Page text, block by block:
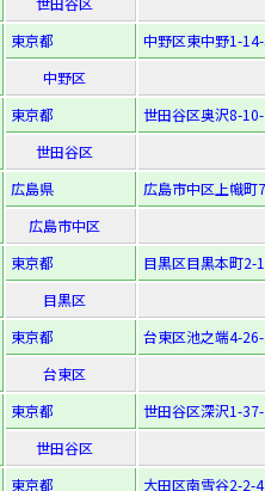
東京都
中野区東中野1-
中野区
東京都
世田谷区奥沢8-
世田谷区
広島県
広島市中区上幟町
広島市中区
東京都
目黒区目黒本町2-
目黒区
東京都
台東区池之端4-
台東区
東京都
世田谷区深沢1-
世田谷区
東京都
大田区南雪谷2-2-4